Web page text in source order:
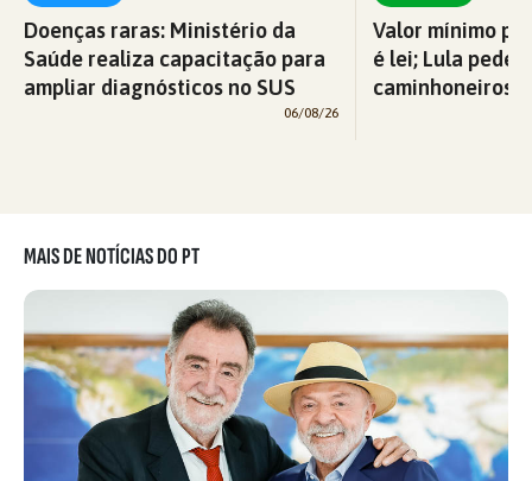
Doenças raras: Ministério da
Saúde realiza capacitação para
ampliar diagnósticos no SUS
06/08/26
Valor mínimo
é lei; Lula pede
caminhoneiros
MAIS DE NOTÍCIAS DO PT